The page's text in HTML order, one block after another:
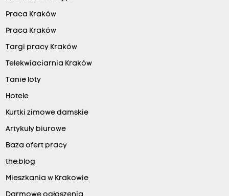
Praca Kraków
Praca Kraków
Targi pracy Kraków
Telekwiaciarnia Kraków
Tanie loty
Hotele
Kurtki zimowe damskie
Artykuły biurowe
Baza ofert pracy
the:blog
Mieszkania w Krakowie